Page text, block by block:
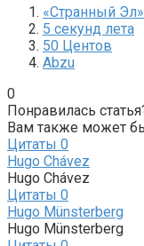
«Странный
5 секунд лета
50 Центов
Abzu
0
Понравилась
Вам также может
Цитаты 0
Hugo Chávez
Hugo Chávez
Цитаты 0
Hugo Münsterberg
Hugo Münsterberg